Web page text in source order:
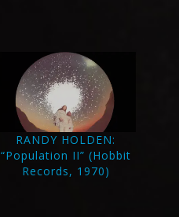
RANDY HOLDEN:
“Population II” (Hobbit
Records, 1970)